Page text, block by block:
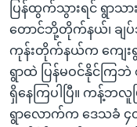
ပြန်ထွက်သွားရင် ရွာသ
တောင်ဘို့တိုက်နယ်၊ ချ
ကုန်းတိုက်နယ်က ကျေး
ရွာထဲ ပြန်မဝင်နိုင်ကြဘဲ
ရှိနေကြပါပြီ။ ကန့်ဘ
ရွာလောက်က ဒေသခံ ၄